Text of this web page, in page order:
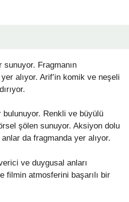
Fragmanın
alıyor. Arif’in komik ve neşeli
bulunuyor. Renkli ve büyülü
şölen sunuyor. Aksiyon dolu
da fragmanda yer alıyor.
ve duygusal anları
filmin atmosferini başarılı bir